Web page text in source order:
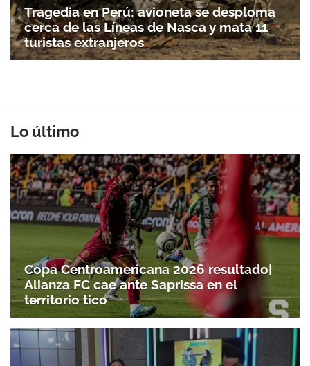
Tragedia en Perú: avioneta se desploma
cerca de las Líneas de Nasca y mata 11
turistas extranjeros
Lo último
Copa Centroamericana 2026 resultado|
Alianza FC cae ante Saprissa en el
territorio tico